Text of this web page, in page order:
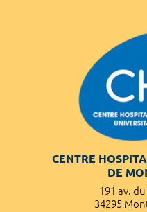
CENTRE
DE
191 av.
34295